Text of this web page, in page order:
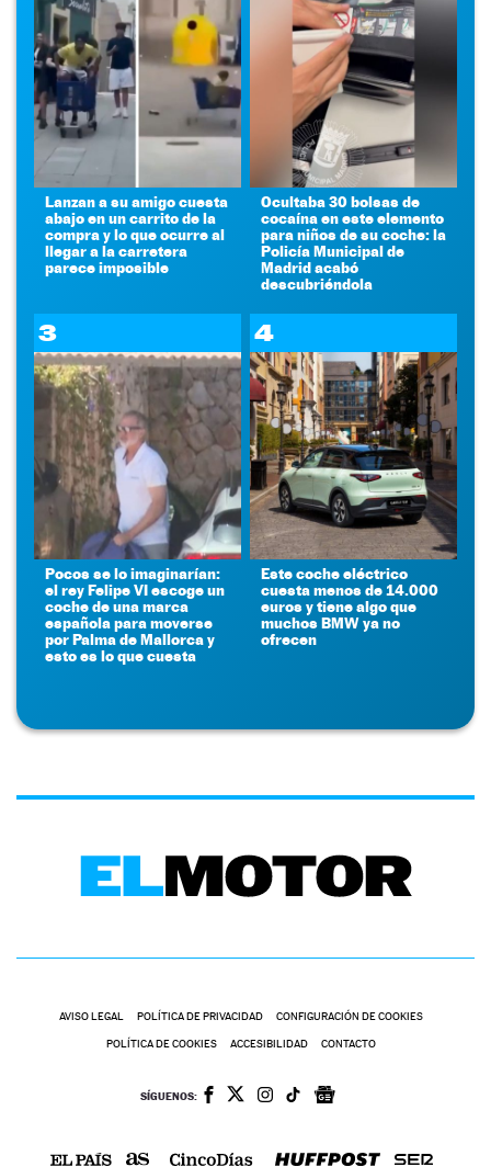
Lanzan a su amigo cuesta
abajo en un carrito de la
compra y lo que ocurre al
llegar a la carretera
parece imposible
Ocultaba 30 bolsas de
cocaína en este elemento
para niños de su coche: la
Policía Municipal de
Madrid acabó
descubriéndola
3
Pocos se lo imaginarían:
el rey Felipe VI escoge un
coche de una marca
española para moverse
por Palma de Mallorca y
esto es lo que cuesta
4
Este coche eléctrico
cuesta menos de 14.000
euros y tiene algo que
muchos BMW ya no
ofrecen
AVISO LEGAL POLÍTICA DE PRIVACIDAD CONFIGURACIÓN DE COOKIES
POLÍTICA DE COOKIES ACCESIBILIDAD CONTACTO
SÍGUENOS: